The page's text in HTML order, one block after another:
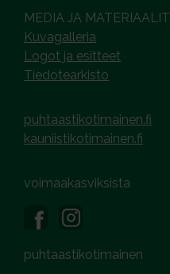
MEDIA JA MATERIAALIT
Kuvagalleria
Logot ja esitteet
Tiedotearkisto
puhtaastikotimainen.fi
kauniistikotimainen.fi
voimaakasviksista
puhtaastikotimainen